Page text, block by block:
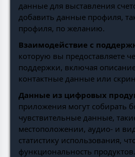
данные для выставления
добавить данные профиля,
профиля, по желанию.
Взаимодействие с
которую вы предоставляете
поддержки, включая
контактные данные или
Данные из цифровых
приложения могут собирать
чувствительные данные,
местоположении, аудио- и
статистику использования,
функциональность